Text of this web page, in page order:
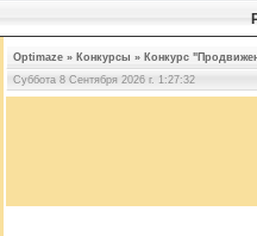
Optimaze » Конкурсы » Конкурс
Суббота 8 Сентября 2026 г. 1:27:32